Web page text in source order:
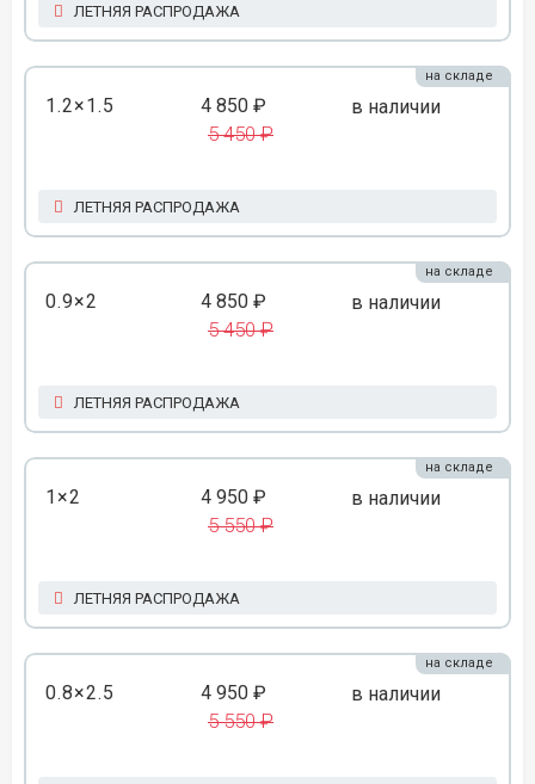
ЛЕТНЯЯ РАСПРОДАЖА
1.2×1.5 4 850 ₽
5 450 ₽
в наличии
на складе
ЛЕТНЯЯ РАСПРОДАЖА
0.9×2 4 850 ₽
5 450 ₽
в наличии
на складе
ЛЕТНЯЯ РАСПРОДАЖА
1×2 4 950 ₽
5 550 ₽
в наличии
на складе
ЛЕТНЯЯ РАСПРОДАЖА
0.8×2.5 4 950 ₽
5 550 ₽
в наличии
на складе